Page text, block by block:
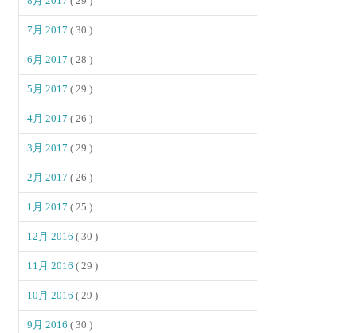
7月 2017( 30 )
6月 2017( 28 )
5月 2017( 29 )
4月 2017( 26 )
3月 2017( 29 )
2月 2017( 26 )
1月 2017( 25 )
12月 2016( 30 )
11月 2016( 29 )
10月 2016( 29 )
9月 2016( 30 )